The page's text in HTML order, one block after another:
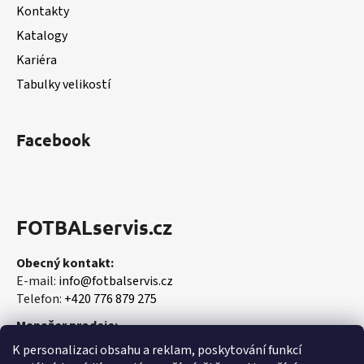
K personalizaci obsahu a reklam, poskytování funkcí
Kontakty
Katalogy
Kariéra
Tabulky velikostí
Facebook
FOTBALservis.cz
Obecný kontakt:
E-mail: info@fotbalservis.cz
Telefon: +420 776 879 275
Manažer prodeje:
Martin Vališ